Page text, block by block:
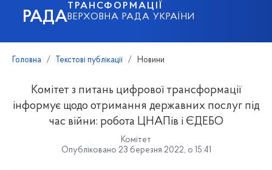
РАДА
ТРАНСФОРМАЦІЇ
ВЕРХОВНА РАДА УКРАЇНИ
Головна Текстові публікації Новини
Комітет з питань цифрової трансформації
інформує щодо отримання державних послуг під
час війни: робота ЦНАПів і ЄДЕБО
Комітет
Опубліковано 23 березня 2022, о 15:41